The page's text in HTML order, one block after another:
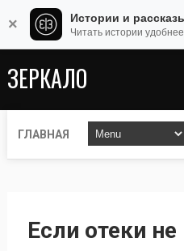
ЗЕРКАЛО
ГЛАВНАЯ
Если отеки не
× Истории и
Читать истории